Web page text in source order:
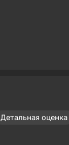
Детальная оценка